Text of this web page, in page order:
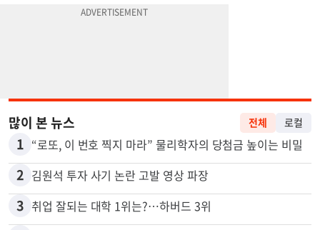
많이 본 뉴스
1 “로또, 이 번호 찍지 마라” 물리학자의 당첨금 높이는 비밀
2 김원석 투자 사기 논란 고발 영상 파장